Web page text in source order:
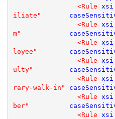
<Rule
iliate"
<Rule
m"
<Rule
loyee"
<Rule
ulty"
<Rule
rary-walk-in"
<Rule
ber"
<Rule